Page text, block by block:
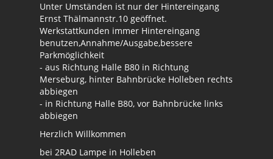
Unter Umständen ist nur der Hintereingang
Ernst Thälmannstr.10 geöffnet.
Werkstattkunden immer Hintereingang
benutzen,Annahme/Ausgabe,bessere
Parkmöglichkeit
- aus Richtung Halle B80 in Richtung
Merseburg, hinter Bahnbrücke Holleben rechts
abbiegen
- in Richtung Halle B80, vor Bahnbrücke links
abbiegen
Herzlich Willkommen
bei 2RAD Lampe in Holleben